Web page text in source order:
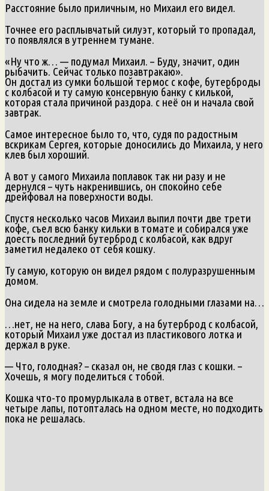
Расстояние было приличным, но Михаил его видел.
Точнее его расплывчатый силуэт, который то пропадал,
то появлялся в утреннем тумане.
«Ну что ж… — подумал Михаил. – Буду, значит, один
рыбачить. Сейчас только позавтракаю».
Он достал из сумки большой термос с кофе, бутерброды
с колбасой и ту самую консервную банку с килькой,
которая стала причиной раздора. с неё он и начала свой
завтрак.
Самое интересное было то, что, судя по радостным
вскрикам Сергея, которые доносились до Михаила, у него
клев был хороший.
А вот у самого Михаила поплавок так ни разу и не
дернулся – чуть накренившись, он спокойно себе
дрейфовал на поверхности воды.
Спустя несколько часов Михаил выпил почти две трети
кофе, съел всю банку кильки в томате и собирался уже
доесть последний бутерброд с колбасой, как вдруг
заметил недалеко от себя кошку.
Ту самую, которую он видел рядом с полуразрушенным
домом.
Она сидела на земле и смотрела голодными глазами на…
…нет, не на него, слава Богу, а на бутерброд с колбасой,
который Михаил уже достал из пластикового лотка и
держал в руке.
— Что, голодная? – сказал он, не сводя глаз с кошки. –
Хочешь, я могу поделиться с тобой.
Кошка что-то промурлыкала в ответ, встала на все
четыре лапы, потопталась на одном месте, но подходить
пока не решалась.